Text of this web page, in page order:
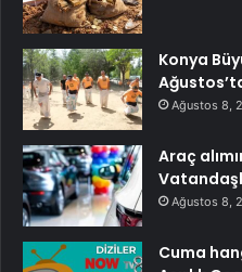
Konya
Ağustos 8,
Araç
Ağustos 8,
Cuma